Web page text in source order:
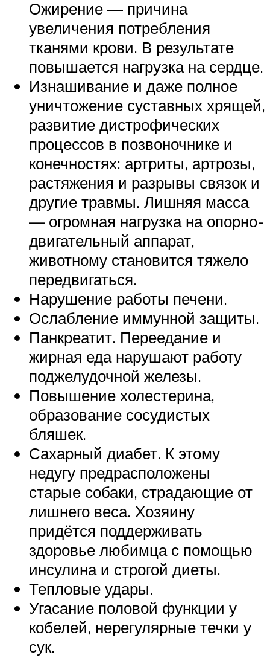
Ожирение — причина
увеличения потребления
тканями крови. В результате
повышается нагрузка на сердце.
Изнашивание и даже полное
уничтожение суставных хрящей,
развитие дистрофических
процессов в позвоночнике и
конечностях: артриты, артрозы,
растяжения и разрывы связок и
другие травмы. Лишняя масса
— огромная нагрузка на опорно-
двигательный аппарат,
животному становится тяжело
передвигаться.
Нарушение работы печени.
Ослабление иммунной защиты.
Панкреатит. Переедание и
жирная еда нарушают работу
поджелудочной железы.
Повышение холестерина,
образование сосудистых
бляшек.
Сахарный диабет. К этому
недугу предрасположены
старые собаки, страдающие от
лишнего веса. Хозяину
придётся поддерживать
здоровье любимца с помощью
инсулина и строгой диеты.
Тепловые удары.
Угасание половой функции у
кобелей, нерегулярные течки у
сук.